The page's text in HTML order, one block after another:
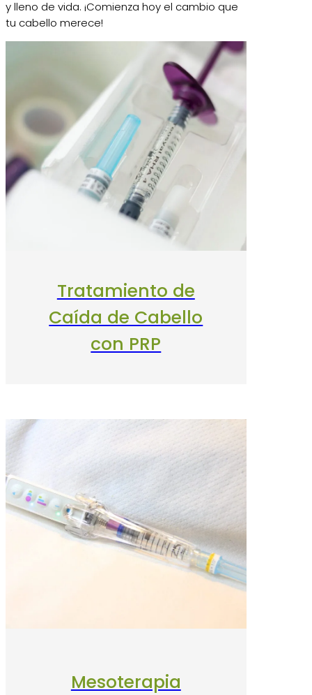
y lleno de vida. ¡Comienza hoy el cambio que
tu cabello merece!
Tratamiento de
Caída de Cabello
con PRP
Mesoterapia